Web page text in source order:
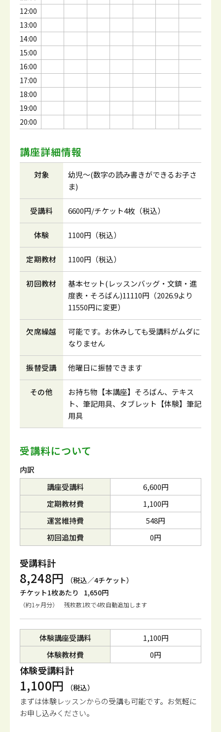
12:00
13:00
14:00
15:00
16:00
17:00
18:00
19:00
20:00
講座詳細情報
対象
幼児～(数字の読み書きができるお子さ
ま)
受講料 6600円/チケット4枚（税込）
体験 1100円（税込）
定期教材 1100円（税込）
初回教材
基本セット(レッスンバッグ・文鎮・進
度表・そろばん)11110円（2026.9より
11550円に変更）
欠席繰越
可能です。お休みしても受講料がムダに
なりません
振替受講 他曜日に振替できます
その他
お持ち物【本講座】そろばん、テキス
ト、筆記用具、タブレット【体験】筆記
用具
受講料について
内訳
講座受講料
6,600円
定期教材費
1,100円
運営維持費
548円
初回追加費
0円
受講料計
8,248円
（税込／4チケット）
チケット1枚あたり
1,650円
（約1ヶ月分） 残枚数1枚で4枚自動追加します
体験講座受講料
1,100円
体験教材費
0円
体験受講料計
1,100円 （税込）
まずは体験レッスンからの受講も可能です。 お気軽に
お申し込みください。